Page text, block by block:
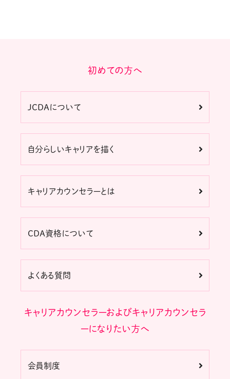
初めての方へ
JCDAについて
自分らしいキャリアを描く
キャリアカウンセラーとは
CDA資格について
よくある質問
キャリアカウンセラーおよびキャリアカウンセラ
ーになりたい方へ
会員制度